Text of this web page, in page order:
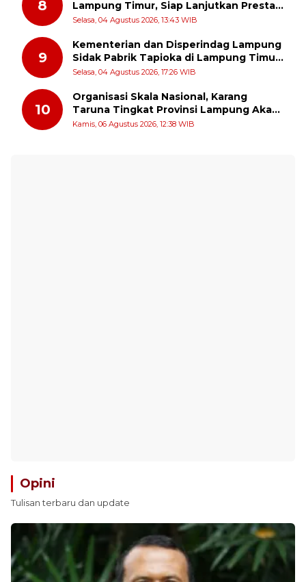
8
Lampung Timur, Siap Lanjutkan Prestasi
Gemilang AKBP Heti Patmawati
Selasa, 04 Agustus 2026, 13:43 WIB
9
Kementerian dan Disperindag Lampung
Sidak Pabrik Tapioka di Lampung Timur,
PPUKI Apresiasi Langkah Pengawasan
Selasa, 04 Agustus 2026, 17:26 WIB
10
Organisasi Skala Nasional, Karang
Taruna Tingkat Provinsi Lampung Akan
Melakukan Temu Karya pada tanggal 7
Kamis, 06 Agustus 2026, 12:38 WIB
Opini
Tulisan terbaru dan update